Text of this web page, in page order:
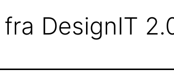
DesignIT